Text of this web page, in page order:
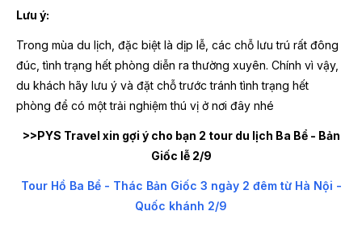
Lưu ý:
Trong mùa du lịch, đặc biệt là dịp lễ, các chỗ lưu trú rất đông
đúc, tình trạng hết phòng diễn ra thường xuyên. Chính vì vậy,
du khách hãy lưu ý và đặt chỗ trước tránh tình trạng hết
phòng để có một trải nghiệm thú vị ở nơi đây nhé
>>PYS Travel xin gợi ý cho bạn 2 tour du lịch Ba Bể - Bản
Giốc lễ 2/9
Tour Hồ Ba Bể - Thác Bản Giốc 3 ngày 2 đêm từ Hà Nội -
Quốc khánh 2/9